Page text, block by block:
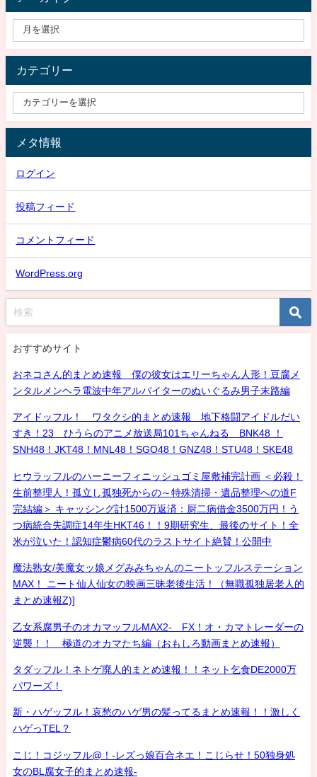
カテゴリー
メタ情報
ログイン
投稿フィード
コメントフィード
WordPress.org
おすすめサイト
おネコさん的まとめ速報 僕の彼女はエリーちゃん人形！豆腐メ
ンタルメンヘラ電波中年アルバイターのぬいぐるみ男子末路編
アイドッフル！ ワタクシ的まとめ速報 地下格闘アイドルだい
すき！23 ひうらのアニメ放送局101ちゃんねる BNK48 ！
SNH48！JKT48！MNL48！SGO48！GNZ48！STU48！SKE48
ヒウラッフルのハーニーフィニッシュゴミ屋敷補完計画 ＜必殺！
生前整理人！孤立し孤独死からの～特殊清掃・遺品整理への道F
完結編＞ キャッシング計1500万返済：厨二病借金3500万円！う
つ病統合失調症14年生HKT46！！9期研究生、最後のサイト！全
米が泣いた！認知症鬱病60代のラストサイト絶賛！公開中
魔法熟女/美魔女ッ娘メグみみちゃんのニートッフルステーション
MAX！ ニート仙人仙女の映画三昧老後生活！（無職孤独居老人的
まとめ速報Z)]
乙女系腐男子のオカマッフルMAX2- FX！オ・カマトレーダーの
逆襲！！ 極道のオカマたち編（おもしろ動画まとめ速報）
タダッフル！ネトゲ廃人的まとめ速報！！ネット乞食DE2000万
パワーズ！
新・ハゲッフル！哀愁のハゲ男の髪ってるまとめ速報！！激しく
ハゲっTEL？
こじ！コジッフル@！-レズっ娘百合ネエ！こじらせ！50独身処
女のBL腐女子的まとめ速報-